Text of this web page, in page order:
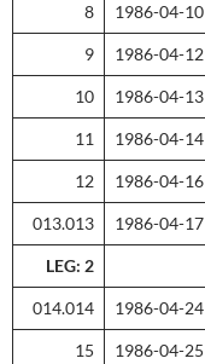
8 1986-04-10
9 1986-04-12
10 1986-04-13
11 1986-04-14
12 1986-04-16
013.013 1986-04-17
LEG: 2
014.014 1986-04-24
15 1986-04-25